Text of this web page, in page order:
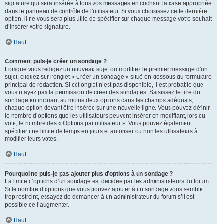
signature qui sera insérée à tous vos messages en cochant la case appropriée
dans le panneau de contrôle de l’utilisateur. Si vous choisissez cette dernière
option, il ne vous sera plus utile de spécifier sur chaque message votre souhait
d’insérer votre signature.
Haut
Comment puis-je créer un sondage ?
Lorsque vous rédigez un nouveau sujet ou modifiez le premier message d’un
sujet, cliquez sur l’onglet « Créer un sondage » situé en-dessous du formulaire
principal de rédaction. Si cet onglet n’est pas disponible, il est probable que
vous n’ayez pas la permission de créer des sondages. Saisissez le titre du
sondage en incluant au moins deux options dans les champs adéquats,
chaque option devant être insérée sur une nouvelle ligne. Vous pouvez définir
le nombre d’options que les utilisateurs peuvent insérer en modifiant, lors du
vote, le nombre des « Options par utilisateur ». Vous pouvez également
spécifier une limite de temps en jours et autoriser ou non les utilisateurs à
modifier leurs votes.
Haut
Pourquoi ne puis-je pas ajouter plus d’options à un sondage ?
La limite d’options d’un sondage est décidée par les administrateurs du forum.
Si le nombre d’options que vous pouvez ajouter à un sondage vous semble
trop restreint, essayez de demander à un administrateur du forum s’il est
possible de l’augmenter.
Haut